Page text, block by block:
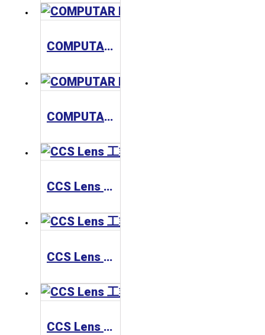
COMPUTAR MLM Series 工業鏡頭
COMPUTAR MLH Series 工業鏡頭
CCS Lens 工業鏡頭 SE-110-5M Series
CCS Lens 工業鏡頭 SE-65-M Series
CCS Lens 工業鏡頭 SE-110-M Series